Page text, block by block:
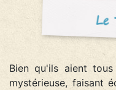
Le
Bien qu'ils aient
mystérieuse, faisant